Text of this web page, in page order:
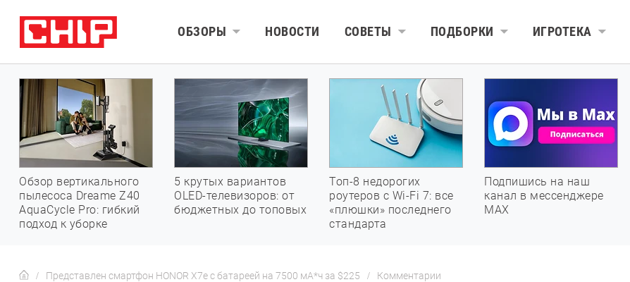
ОБЗОРЫ НОВОСТИ СОВЕТЫ ПОДБОРКИ ИГРОТЕКА
Обзор вертикального
пылесоса Dreame Z40
AquaCycle Pro: гибкий
подход к уборке
5 крутых вариантов
OLED-телевизоров: от
бюджетных до топовых
Топ-8 недорогих
роутеров с Wi-Fi 7: все
«плюшки» последнего
стандарта
Подпишись на наш
канал в мессенджере
МАХ
Представлен смартфон HONOR X7e с батареей на 7500 мА*ч за $225 Комментарии